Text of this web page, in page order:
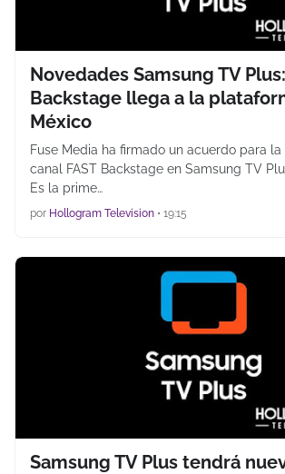
Novedades Samsung TV
Backstage llega a la
México
Fuse Media ha firmado un acuerdo para
canal FAST Backstage en Samsung TV
Es la prime…
por Hollogram Television • 19:15
Samsung TV Plus tendrá